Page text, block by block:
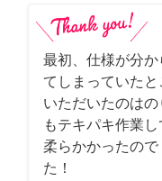
最初、仕様が分
てしまっていた
いただいたのは
もテキパキ作業
柔らかかったの
た！